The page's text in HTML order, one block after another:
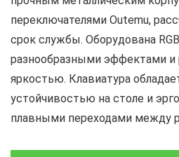
переключателями Outemu,
срок службы. Оборудована
разнообразными эффектами и
яркостью. Клавиатура
устойчивостью на столе и
плавными переходами между